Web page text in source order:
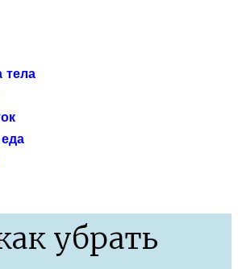
и энергетической адаптации
лет
тела
убрать